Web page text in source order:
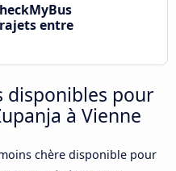
entre
disponibles pour
à Vienne
chère disponible pour